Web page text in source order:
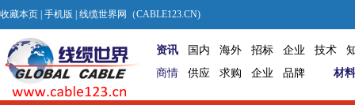
收藏本页 手机版 | 线缆世界网（CABLE123.CN)
资讯 国内 海外 招标 企业 技术
商情
供应 求购 企业 品牌 材料